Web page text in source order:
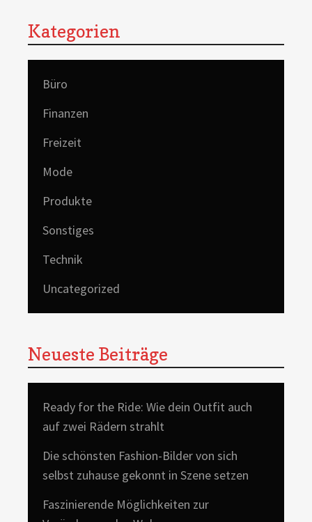
Kategorien
Büro
Finanzen
Freizeit
Mode
Produkte
Sonstiges
Technik
Uncategorized
Neueste Beiträge
Ready for the Ride: Wie dein Outfit auch
auf zwei Rädern strahlt
Die schönsten Fashion-Bilder von sich
selbst zuhause gekonnt in Szene setzen
Faszinierende Möglichkeiten zur